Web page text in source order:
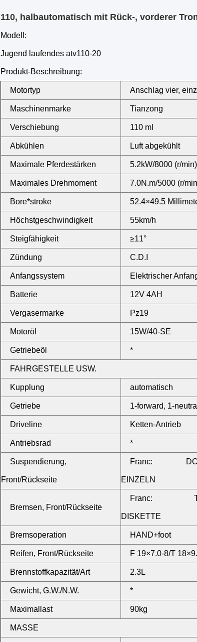
110, halbautomatisch mit Rück-, vorderer
Modell:
Jugend laufendes atv110-20
Produkt-Beschreibung:
Motortyp Anschlag vier,
Maschinenmarke Tianzong
Verschiebung 110 ml
Abkühlen Luft abgekühlt
Maximale Pferdestärken 5.2kW/8000 (r/
Maximales Drehmoment 7.0N.m/5000 (r/
Bore*stroke 52.4×49.5
Höchstgeschwindigkeit 55km/h
Steigfähigkeit ≥11°
Zündung C.D.I
Anfangssystem Elektrischer
Batterie 12V 4AH
Vergasermarke Pz19
Motoröl 15W/40-SE
Getriebeöl *
FAHRGESTELLE USW.
Kupplung automatisch
Getriebe 1-forward, 1-
Driveline Ketten-Antrieb
Antriebsrad *
Suspendierung,
Front/Rückseite
Franc:
EINZELN
Bremsen, Front/Rückseite
Franc:
DISKETTE
Bremsoperation HAND+foot
Reifen, Front/Rückseite F 19×7.0-8/T
Brennstoffkapazität/Art 2.3L
Gewicht, G.W./N.W. *
Maximallast 90kg
MASSE